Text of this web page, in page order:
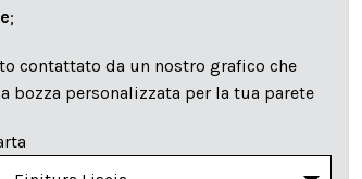
;
contattato da un nostro grafico che
bozza personalizzata per la tua parete